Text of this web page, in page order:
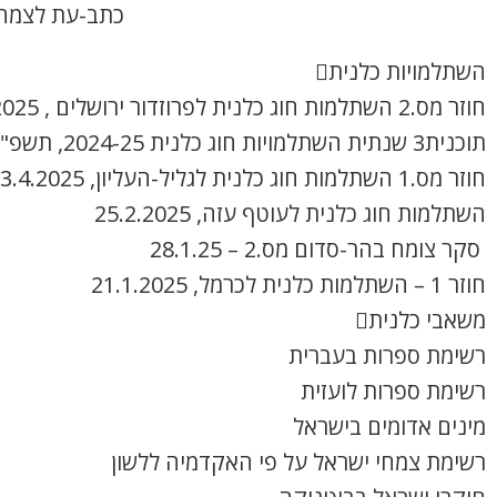
כתב-עת
השתלמויות כלנית
חוזר מס.2 השתלמות חוג כלנית לפרוזדור ירושלים , 8.4.2025
תוכנית3 שנתית השתלמויות חוג כלנית 2024-25, תשפ"ה
חוזר מס.1 השתלמות חוג כלנית לגליל-העליון, 3.4.2025
השתלמות חוג כלנית לעוטף עזה, 25.2.2025
סקר צומח בהר-סדום מס.2 – 28.1.25
חוזר 1 – השתלמות כלנית לכרמל, 21.1.2025
משאבי כלנית
רשימת ספרות בעברית
רשימת ספרות לועזית
מינים אדומים בישראל
רשימת צמחי ישראל על פי האקדמיה ללשון